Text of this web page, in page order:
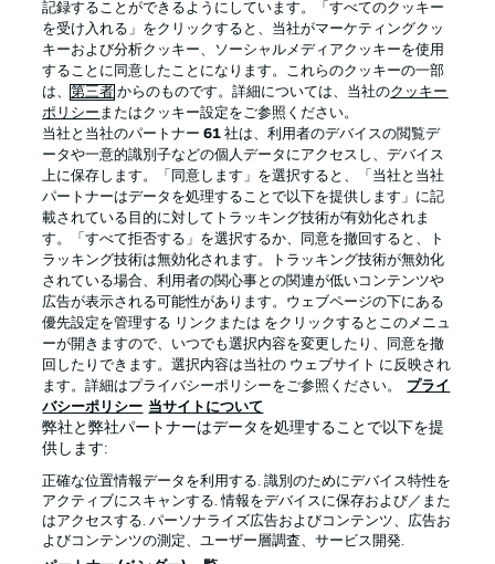
Football as it's meant to be
BUNDESLIGA APP
Official Partners
プライバシー・ポリシー 優先設定を管理する
記録することができるようにしています。「すべてのクッキー
を受け入れる」をクリックすると、当社がマーケティングクッ
キーおよび分析クッキー、ソーシャルメディアクッキーを使用
することに同意したことになります。これらのクッキーの一部
は、第三者 からのものです。詳細については、当社のクッキー
ポリシー またはクッキー設定をご参照ください。
当社と当社のパートナー61 社は、利用者のデバイスの閲覧デ
ータや一意的識別子などの個人データにアクセスし、デバイス
上に保存します。「同意します」を選択すると、「当社と当社
パートナーはデータを処理することで以下を提供します」に記
載されている目的に対してトラッキング技術が有効化されま
す。「すべて拒否する」を選択するか、同意を撤回すると、ト
ラッキング技術は無効化されます。トラッキング技術が無効化
されている場合、利用者の関心事との関連が低いコンテンツや
広告が表示される可能性があります。ウェブページの下にある
優先設定を管理する リンクまたは をクリックするとこのメニュ
ーが開きますので、いつでも選択内容を変更したり、同意を撤
回したりできます。選択内容は当社の ウェブサイト に反映され
ます。詳細はプライバシーポリシーをご参照ください。
プライ
バシーポリシー 当サイトについて
弊社と弊社パートナーはデータを処理することで以下を提
供します:
正確な位置情報データを利用する. 識別のためにデバイス特性を
アクティブにスキャンする. 情報をデバイスに保存および／また
はアクセスする. パーソナライズ広告およびコンテンツ、広告お
よびコンテンツの測定、ユーザー層調査、サービス開発.